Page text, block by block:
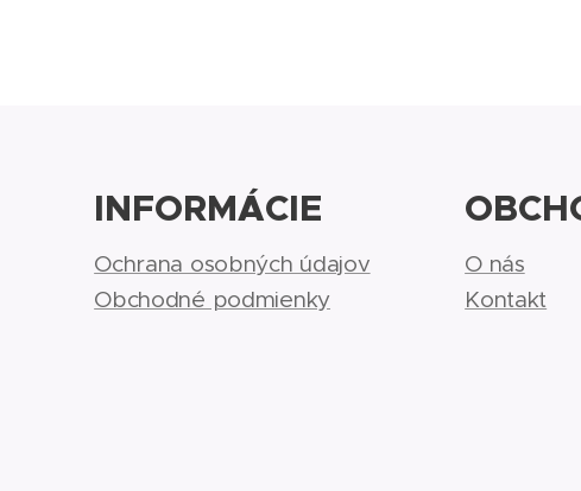
INFORMÁCIE
Ochrana osobných údajov
Obchodné podmienky
O nás
Kontakt